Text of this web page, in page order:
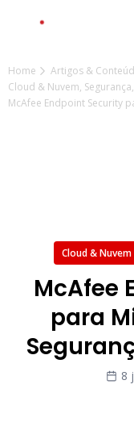
Home
Artigos &
Cloud & Nuvem, Segurança,
McAfee Endpoint Security
Cloud & Nuvem
McAfee
para
8